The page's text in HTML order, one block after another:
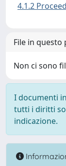
4.1.2
File in
Non ci sono
I documenti
tutti i diritti
indicazione.